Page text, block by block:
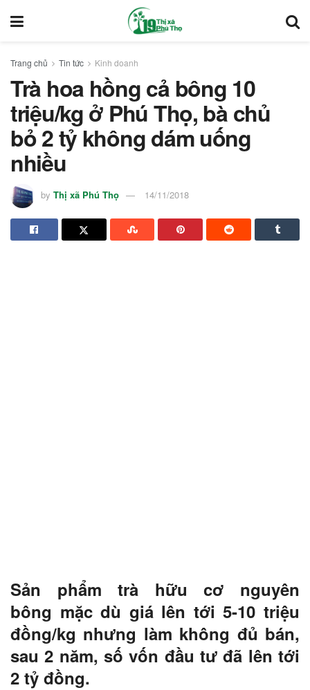
Trang chủ Tin tức Kinh doanh
Trà hoa hồng cả bông 10
triệu/kg ở Phú Thọ, bà chủ
bỏ 2 tỷ không dám uống
nhiều
by Thị xã Phú Thọ 14/11/2018
Sản phẩm trà hữu cơ nguyên
bông mặc dù giá lên tới 5-10 triệu
đồng/kg nhưng làm không đủ bán,
sau 2 năm, số vốn đầu tư đã lên tới
2 tỷ đồng.